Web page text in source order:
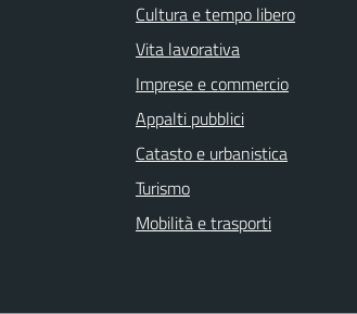
Cultura e tempo libero
Vita lavorativa
Imprese e commercio
Appalti pubblici
Catasto e urbanistica
Turismo
Mobilità e trasporti